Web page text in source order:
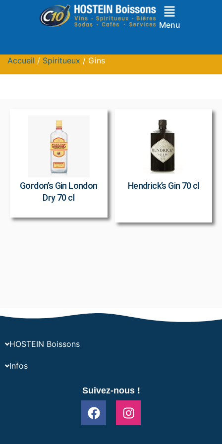
Menu
Accueil / Spiritueux / Gins
Gordon’s Gin London
Dry 70 cl
Hendrick’s Gin 70 cl
HOSTEIN Boissons
Infos
Suivez-nous !